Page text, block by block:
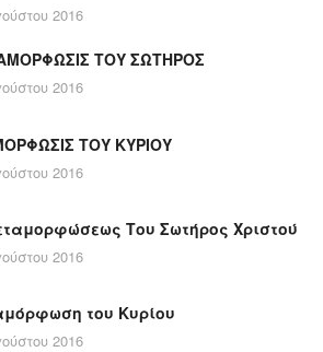
2016
ΤΟΥ ΣΩΤΗΡΟΣ
2016
ΤΟΥ ΚΥΡΙΟΥ
2016
Του Σωτήρος Χριστού
2016
του Κυρίου
2016